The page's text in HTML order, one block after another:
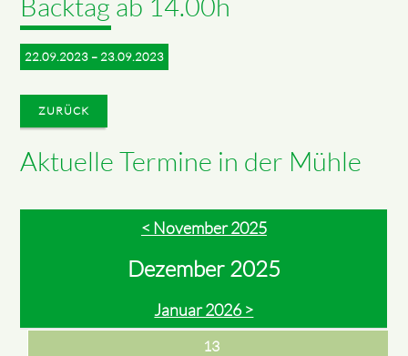
22.09.2023 – 23.09.2023
ZURÜCK
Aktuelle Termine in der Mühle
< November 2025
Dezember 2025
Januar 2026 >
13